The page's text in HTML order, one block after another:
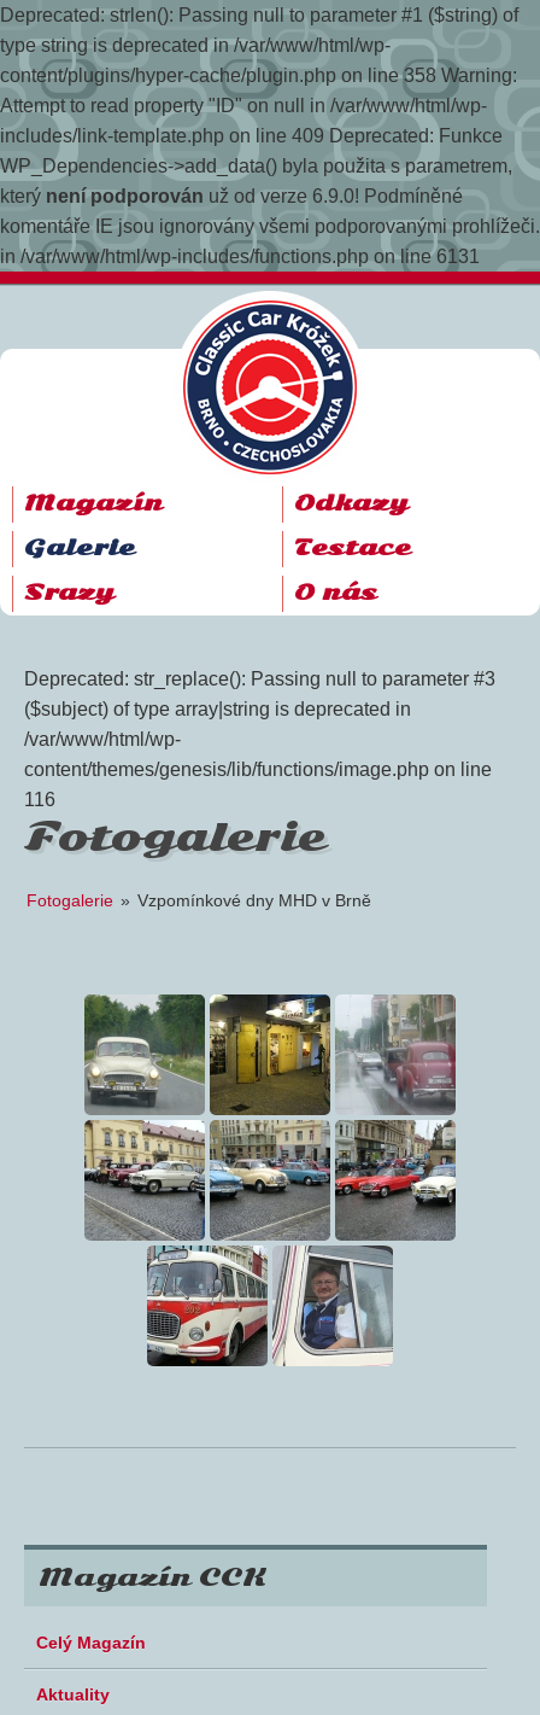
Deprecated: strlen(): Passing null to parameter #1 ($string) of
type string is deprecated in /var/www/html/wp-
content/plugins/hyper-cache/plugin.php on line 358 Warning:
Attempt to read property "ID" on null in /var/www/html/wp-
includes/link-template.php on line 409 Deprecated: Funkce
WP_Dependencies->add_data() byla použita s parametrem,
který není podporován už od verze 6.9.0! Podmíněné
komentáře IE jsou ignorovány všemi podporovanými prohlížeči.
in /var/www/html/wp-includes/functions.php on line 6131
Magazín
Galerie
Srazy
Odkazy
Testace
O nás
Deprecated: str_replace(): Passing null to parameter #3
($subject) of type array|string is deprecated in
/var/www/html/wp-
content/themes/genesis/lib/functions/image.php on line
116
Fotogalerie
Fotogalerie » Vzpomínkové dny MHD v Brně
Magazín CCK
Celý Magazín
Aktuality